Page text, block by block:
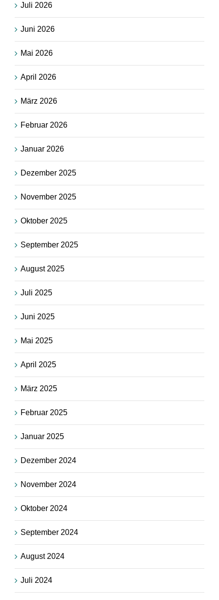
Juli 2026
Juni 2026
Mai 2026
April 2026
März 2026
Februar 2026
Januar 2026
Dezember 2025
November 2025
Oktober 2025
September 2025
August 2025
Juli 2025
Juni 2025
Mai 2025
April 2025
März 2025
Februar 2025
Januar 2025
Dezember 2024
November 2024
Oktober 2024
September 2024
August 2024
Juli 2024